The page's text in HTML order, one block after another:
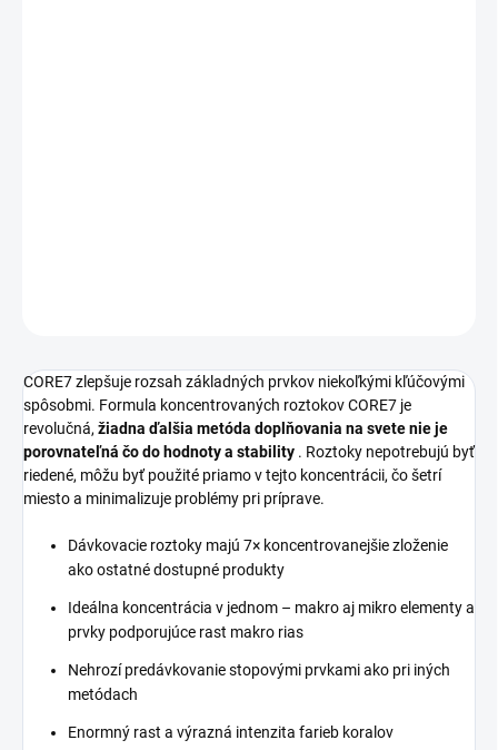
CORE7 zlepšuje rozsah základných prvkov niekoľkými kľúčovými
spôsobmi. Formula koncentrovaných roztokov CORE7 je
revolučná, žiadna ďalšia metóda doplňovania na svete nie je
porovnateľná čo do hodnoty a stability . Roztoky nepotrebujú byť
riedené, môžu byť použité priamo v tejto koncentrácii, čo šetrí
miesto a minimalizuje problémy pri príprave.
Dávkovacie roztoky majú 7× koncentrovanejšie zloženie
ako ostatné dostupné produkty
Ideálna koncentrácia v jednom – makro aj mikro elementy a
prvky podporujúce rast makro rias
Nehrozí predávkovanie stopovými prvkami ako pri iných
metódach
Enormný rast a výrazná intenzita farieb koralov